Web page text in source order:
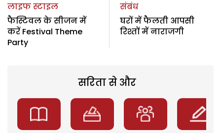
लाइफ स्टाइल
फैस्टिवल के सीजन में
करें Festival Theme
Party
संबंध
घरों में फैलती आपसी
रिश्तों में नाराजगी
सरिता से और